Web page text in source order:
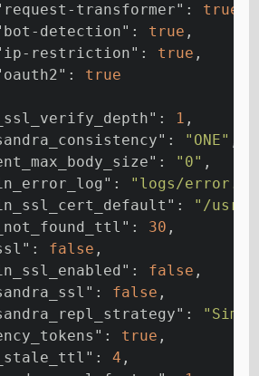
transformer" : true
detection" : true ,
restriction" : true ,
: true
: 1 ,
: "ONE"
: "0" ,
:
"logs/
:
"/usr/
: 30 ,
: false ,
: false ,
: false ,
:
: true ,
: 4 ,